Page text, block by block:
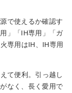
で使えるか確認す
」「IH専用」「ガ
専用はIH、IH専用
て便利。引っ越し
なく、長く愛用で